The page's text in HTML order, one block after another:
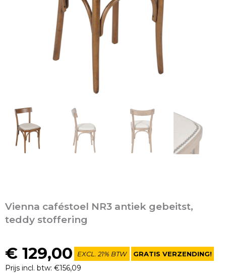
Vienna caféstoel NR3 antiek gebeitst,
teddy stoffering
€ 129,00
Prijs incl. btw: €156,09
EXCL. 21% BTW GRATIS VERZENDING!